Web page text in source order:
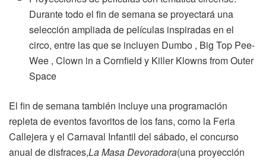
Durante todo el fin de semana se proyectará una
selección ampliada de películas inspiradas en el
circo, entre las que se incluyen Dumbo , Big Top Pee-
Wee , Clown in a Cornfield y Killer Klowns from Outer
Space
El fin de semana también incluye una programación
repleta de eventos favoritos de los fans, como la Feria
Callejera y el Carnaval Infantil del sábado, el concurso
anual de disfraces,La Masa Devoradora(una proyección